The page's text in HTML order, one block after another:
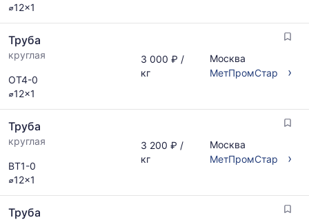
⌀12x1
Труба
круглая
ОТ4-0
⌀12x1
3 000 ₽ /
кг
Москва
МетПромСтар
›
Труба
круглая
ВТ1-0
⌀12x1
3 200 ₽ /
кг
Москва
МетПромСтар
›
Труба